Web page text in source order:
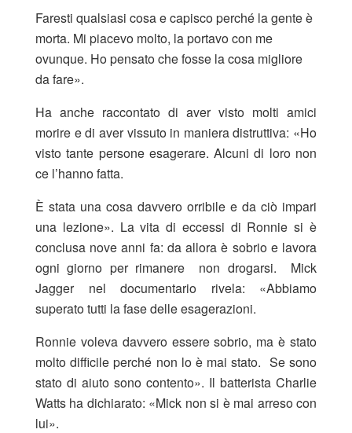
Faresti qualsiasi cosa e capisco perché la gente è
morta. Mi piacevo molto, la portavo con me
ovunque. Ho pensato che fosse la cosa migliore
da fare».
Ha anche raccontato di aver visto molti amici
morire e di aver vissuto in maniera distruttiva: «Ho
visto tante persone esagerare. Alcuni di loro non
ce l’hanno fatta.
È stata una cosa davvero orribile e da ciò impari
una lezione». La vita di eccessi di Ronnie si è
conclusa nove anni fa: da allora è sobrio e lavora
ogni giorno per rimanere non drogarsi. Mick
Jagger nel documentario rivela: «Abbiamo
superato tutti la fase delle esagerazioni.
Ronnie voleva davvero essere sobrio, ma è stato
molto difficile perché non lo è mai stato. Se sono
stato di aiuto sono contento». Il batterista Charlie
Watts ha dichiarato: «Mick non si è mai arreso con
lui».